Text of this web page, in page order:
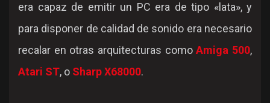
era capaz de emitir un PC era de tipo «lata», y
para disponer de calidad de sonido era necesario
recalar en otras arquitecturas comoAmiga 500,
Atari ST, o Sharp X68000.